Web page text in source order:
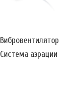
Вибровентилятор
Система аэрации